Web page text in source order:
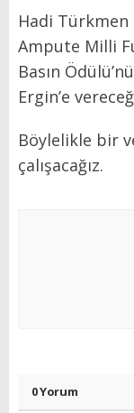
Hadi Türkmen
Ampute Milli
Basın
Ergin’e
Böylelikle bir
çalışacağız.
0 Yorum